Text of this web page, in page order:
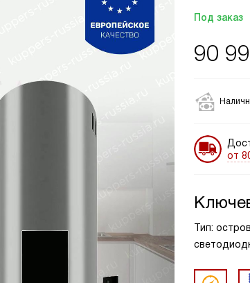
Под заказ
90
от
Тип: